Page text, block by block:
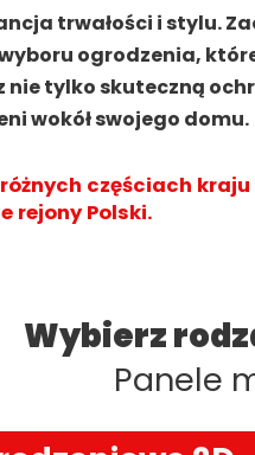
trwałości i stylu.
ogrodzenia,
nie tylko skuteczną
wokół swojego domu.
częściach
rejony Polski.
Wybierz
Panele